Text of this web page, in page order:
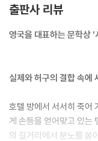
다. 철로는 미국 흑인의
은 철로를 만들었고 철로
--- p.132
음악에 기여하겠다는 생
이든, 피아노든, 무엇이든
이후에 등장한 친구들은
출판사 리뷰
영국을 대표하는 문학상
실제와 허구의 결합 속에
호텔 방에서 서서히 죽어
게 손등을 얻어맞고 있는
의 길거리에서 분노를